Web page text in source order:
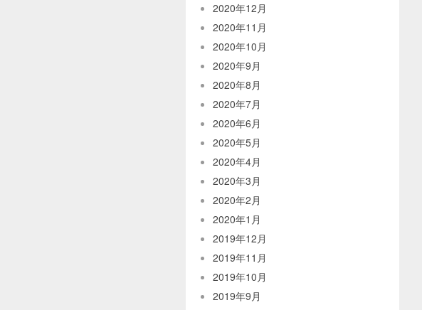
2020年12月
2020年11月
2020年10月
2020年9月
2020年8月
2020年7月
2020年6月
2020年5月
2020年4月
2020年3月
2020年2月
2020年1月
2019年12月
2019年11月
2019年10月
2019年9月